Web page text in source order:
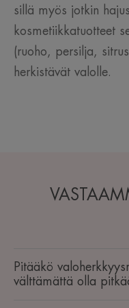
sillä myös jotkin
kosmetiikkatuotteet
(ruoho, persilja,
herkistävät valolle.
Pitääkö
välttämättä olla